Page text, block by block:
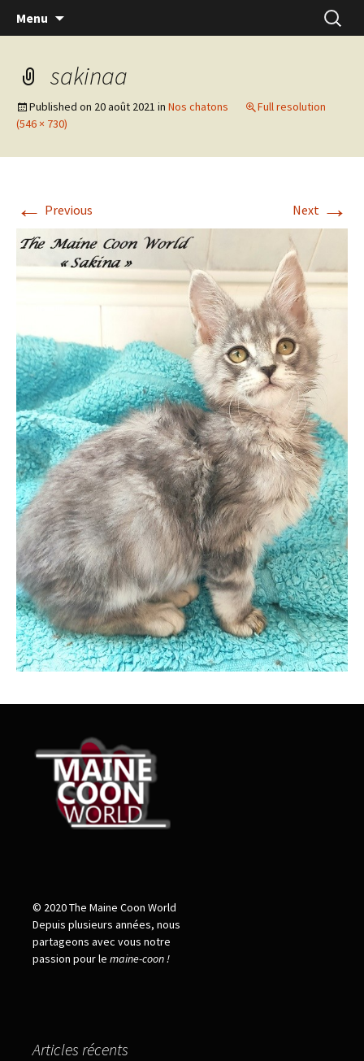
Menu
sakinaa
Published on 20 août 2021 in Nos chatons
Full resolution
(546 × 730)
← Previous Next →
© 2020 The Maine Coon World
Depuis plusieurs années, nous
partageons avec vous notre
passion pour le maine-coon !
Articles récents